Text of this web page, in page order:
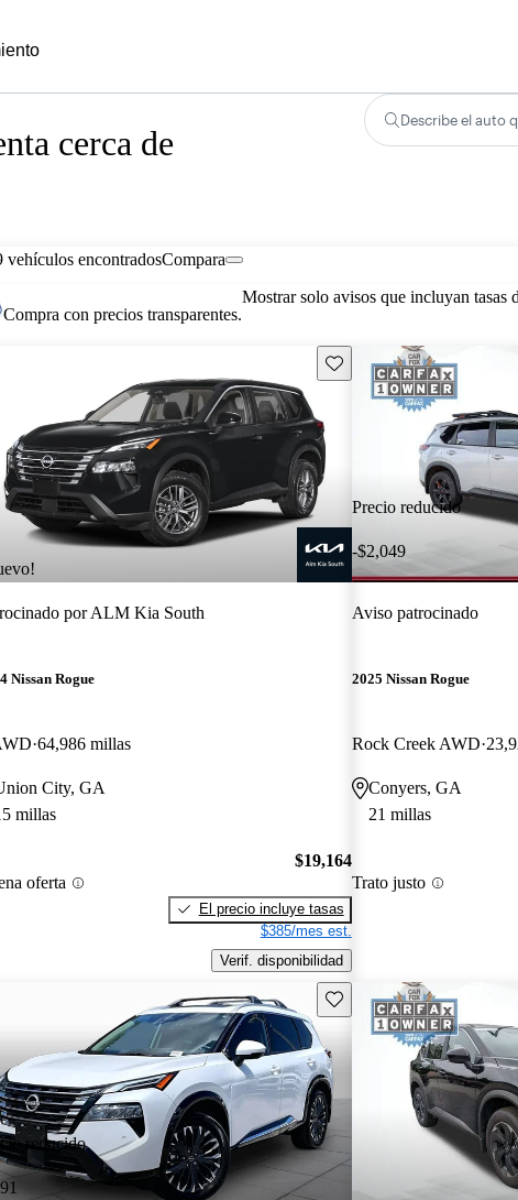
cerca de
Describe el auto
vehículos encontradosCompara
Compra con precios transparentes.
Mostrar solo avisos que incluyan tasas
Guarda este Aviso
porALM Kia South
Nissan Rogue
64,986 millas
City, GA
millas
oferta
$19,164
El precio incluye tasas
$385/mes est.
Verif. disponibilidad
Precio reducido
-$2,049
Aviso patrocinado
2025 Nissan Rogue
Rock Creek AWD
Conyers, GA
21 millas
Trato justo
reducido
Guarda este Aviso